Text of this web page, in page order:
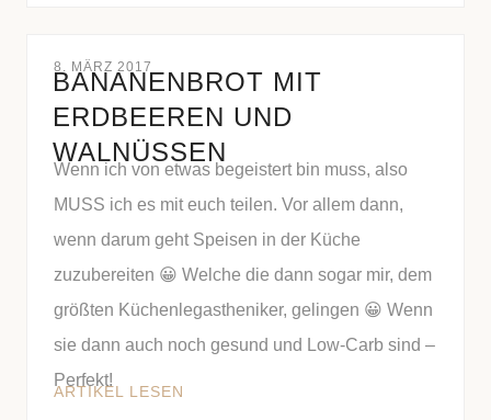
8. MÄRZ 2017
BANANENBROT MIT
ERDBEEREN UND
WALNÜSSEN
Wenn ich von etwas begeistert bin muss, also
MUSS ich es mit euch teilen. Vor allem dann,
wenn darum geht Speisen in der Küche
zuzubereiten 😀 Welche die dann sogar mir, dem
größten Küchenlegastheniker, gelingen 😀 Wenn
sie dann auch noch gesund und Low-Carb sind –
Perfekt!
ARTIKEL LESEN